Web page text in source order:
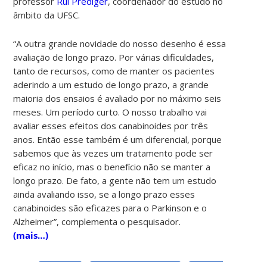
âmbito da UFSC.
“A outra grande novidade do nosso desenho é essa
avaliação de longo prazo. Por várias dificuldades,
tanto de recursos, como de manter os pacientes
aderindo a um estudo de longo prazo, a grande
maioria dos ensaios é avaliado por no máximo seis
meses. Um período curto. O nosso trabalho vai
avaliar esses efeitos dos canabinoides por três
anos. Então esse também é um diferencial, porque
sabemos que às vezes um tratamento pode ser
eficaz no início, mas o benefício não se manter a
longo prazo. De fato, a gente não tem um estudo
ainda avaliando isso, se a longo prazo esses
canabinoides são eficazes para o Parkinson e o
Alzheimer”, complementa o pesquisador.
(mais…)